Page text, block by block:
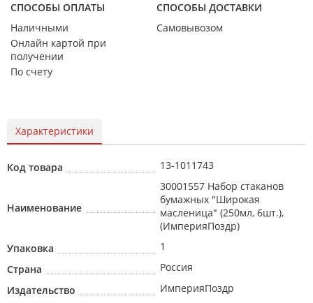
СПОСОБЫ ОПЛАТЫ
Наличными
Онлайн картой при
получении
По счету
СПОСОБЫ ДОСТАВКИ
Самовывозом
Характеристики
Код товара 13-1011743
Наименование
30001557 Набор стаканов
бумажных "Широкая
масленица" (250мл, 6шт.),
(ИмперияПоздр)
Упаковка
1
Страна
Россия
Издательство
ИмперияПоздр